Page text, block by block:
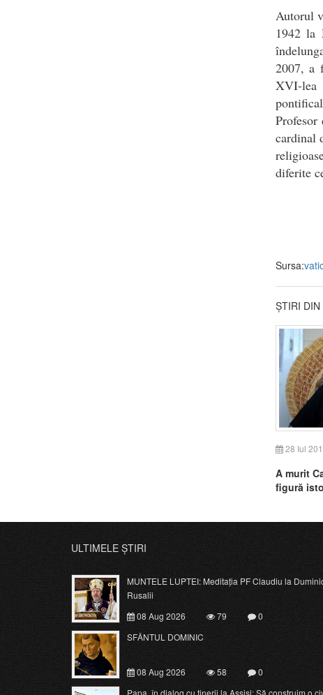
Autorul
1942 la
2007, a
XVI-lea
Profesor
cardinal
diferite
Sursa:
ȘTIRI DIN
28 Iul
A murit
figură
ULTIMELE ȘTIRI
MUNTELE LUPTEI: Meditația PF Claudiu la
Rusalii
08 Aug 2026
79
0
SFÂNTUL DOMINIC
08 Aug 2026 58
0
Papa, în dialog cu tinerii la Assisi: Să construim o